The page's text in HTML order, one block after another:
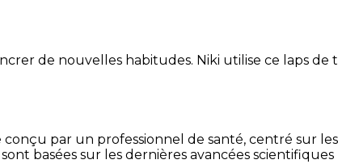
de nouvelles habitudes. Niki utilise ce laps
par un professionnel de santé, centré sur
basées sur les dernières avancées